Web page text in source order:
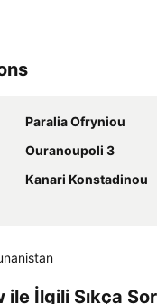
Paralia Ofryniou
Ouranoupoli 3
Kanari Konstadinou
ile İlgili Sıkça